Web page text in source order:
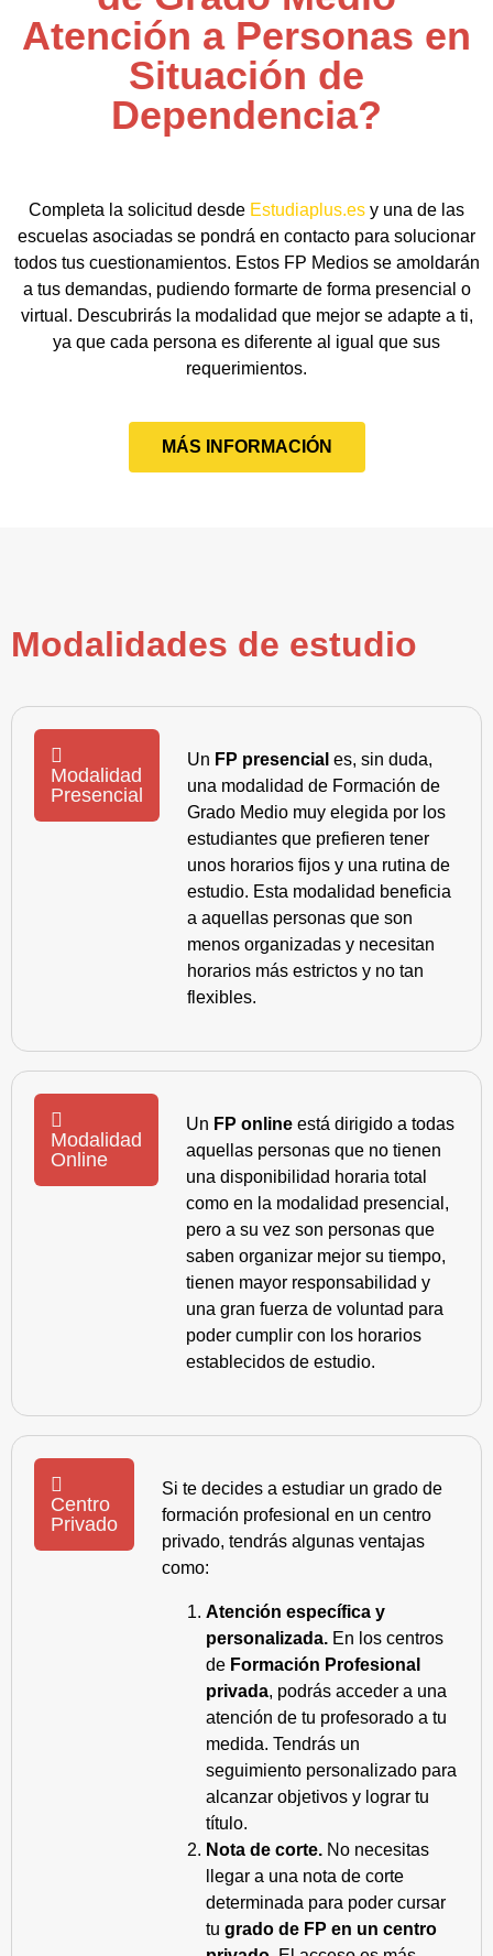
Atención a Personas en
Situación de
Dependencia?
Completa la solicitud desde Estudiaplus.es y una de las
escuelas asociadas se pondrá en contacto para solucionar
todos tus cuestionamientos. Estos FP Medios se amoldarán
a tus demandas, pudiendo formarte de forma presencial o
virtual. Descubrirás la modalidad que mejor se adapte a ti,
ya que cada persona es diferente al igual que sus
requerimientos.
MÁS INFORMACIÓN
Modalidades de estudio
Modalidad
Presencial
Un FP presencial es, sin duda,
una modalidad de Formación de
Grado Medio muy elegida por los
estudiantes que prefieren tener
unos horarios fijos y una rutina de
estudio. Esta modalidad beneficia
a aquellas personas que son
menos organizadas y necesitan
horarios más estrictos y no tan
flexibles.
Modalidad
Online
Un FP online está dirigido a todas
aquellas personas que no tienen
una disponibilidad horaria total
como en la modalidad presencial,
pero a su vez son personas que
saben organizar mejor su tiempo,
tienen mayor responsabilidad y
una gran fuerza de voluntad para
poder cumplir con los horarios
establecidos de estudio.
Centro
Privado
Si te decides a estudiar un grado de
formación profesional en un centro
privado, tendrás algunas ventajas
como:
Atención específica y
personalizada. En los centros
de Formación Profesional
privada, podrás acceder a una
atención de tu profesorado a tu
medida. Tendrás un
seguimiento personalizado para
alcanzar objetivos y lograr tu
título.
Nota de corte. No necesitas
llegar a una nota de corte
determinada para poder cursar
tu grado de FP en un centro